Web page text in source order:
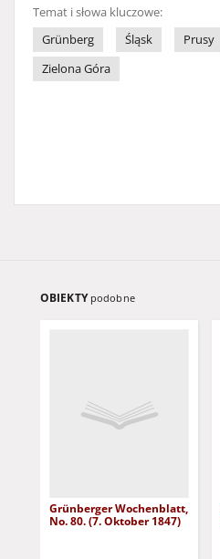
Temat i słowa kluczowe:
Grünberg
Śląsk Prusy
Zielona Góra
OBIEKTY podobne
Grünberger Wochenblatt,
No. 80. (7. Oktober 1847)